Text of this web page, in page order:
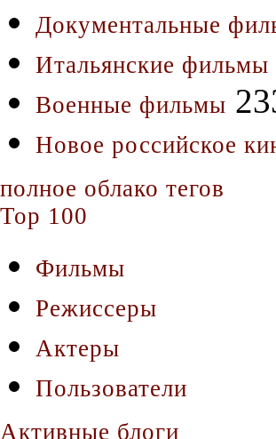
Документальные
Итальянские фильмы
Военные фильмы
Новое российское
полное облако тегов
Top 100
Фильмы
Режиссеры
Актеры
Пользователи
Активные блоги